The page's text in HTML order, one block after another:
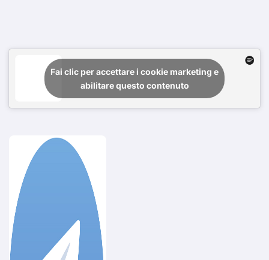
Fai clic per accettare i cookie marketing e
abilitare questo contenuto